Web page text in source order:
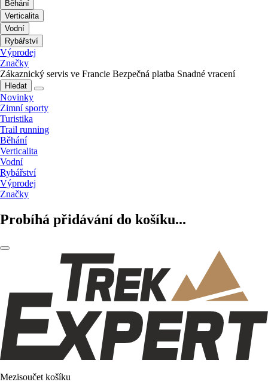
Běhání
Verticalita
Vodní
Rybářství
Výprodej
Značky
Zákaznický servis ve Francie Bezpečná platba Snadné vracení
Hledat
Novinky
Zimní sporty
Turistika
Trail running
Běhání
Verticalita
Vodní
Rybářství
Výprodej
Značky
Probíhá přidávání do košíku...
Mezisoučet košíku